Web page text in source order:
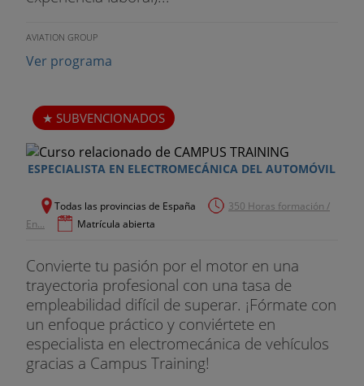
AVIATION GROUP
Ver programa
SUBVENCIONADOS
ESPECIALISTA EN ELECTROMECÁNICA DEL AUTOMÓVIL
Todas las provincias de España
350 Horas formación /
En...
Matrícula abierta
Convierte tu pasión por el motor en una
trayectoria profesional con una tasa de
empleabilidad difícil de superar. ¡Fórmate con
un enfoque práctico y conviértete en
especialista en electromecánica de vehículos
gracias a Campus Training!